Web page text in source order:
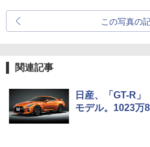
この写真の
関連記事
日産、「GT-R
モデル。1023万